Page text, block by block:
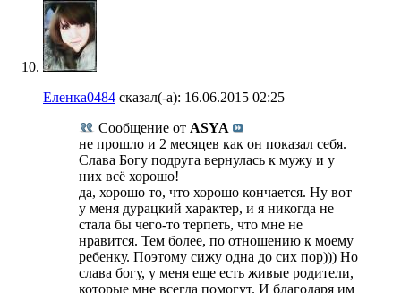
Еленка0484 сказал(-а): 16.06.2015 02:25
Сообщение от ASYA
не прошло и 2 месяцев как он показал себя.
Слава Богу подруга вернулась к мужу и у
них всё хорошо!
да, хорошо то, что хорошо кончается. Ну вот
у меня дурацкий характер, и я никогда не
стала бы чего-то терпеть, что мне не
нравится. Тем более, по отношению к моему
ребенку. Поэтому сижу одна до сих пор))) Но
слава богу, у меня еще есть живые родители,
которые мне всегда помогут. И благодаря им